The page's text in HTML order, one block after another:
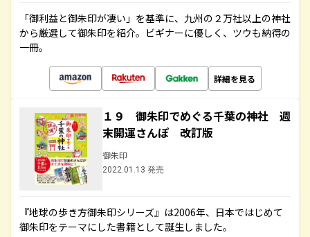
「御利益と御朱印が凄い」を基準に、九州の２万社以上の神社
から厳選して御朱印を紹介。ビギナーに優しく、ツウも納得の
一冊。
詳細を見る
１９ 御朱印でめぐる千葉の神社 週
末開運さんぽ 改訂版
御朱印
2022.01.13 発売
『地球の歩き方御朱印シリーズ』は2006年、日本ではじめて
御朱印をテーマにした書籍として誕生しました。